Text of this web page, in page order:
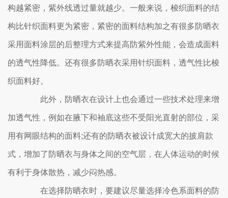
构越紧密，紫外线透过量就越少。一般来说，梭织面料的结
构比针织面料更为紧密，紧密的面料结构加之有很多防晒衣
采用面料涂层的后整理方式来提高防紫外性能，会造成面料
的透气性降低。还有很多防晒衣采用针织面料，透气性比梭
织面料好。
此外，防晒衣在设计上也会通过一些技术处理来增
加透气性，例如在腋下和袖底这些不受阳光直射的部位，采
用有网眼结构的面料;还有的防晒衣被设计成宽大的披肩款
式，增加了防晒衣与身体之间的空气层，在人体运动的时候
有利于身体散热，减少闷热感。
在选择防晒衣时，要建议尽量选择冷色系面料的防